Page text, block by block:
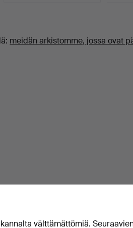
meidän arkistomme, jossa ovat
välttämättömiä.